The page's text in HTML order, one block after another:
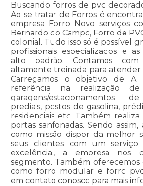
Buscando forros de pvc
Ao se tratar de Forros é
empresa Forro Novo serviços
Bernardo do Campo, Forro de
colonial. Tudo isso só é possível
profissionais especializados e
alto padrão. Contamos
altamente treinada para atender
Carregamos o objetivo de A
referência na realização
garagens/estacionamentos
prediais, postos de gasolina,
residenciais etc. Também
portas sanfonadas. Sendo
como missão dispor da melhor
seus clientes com um
excelência., a empresa nos
segmento. Também oferecemos
como forro modular e forro
em contato conosco para mais